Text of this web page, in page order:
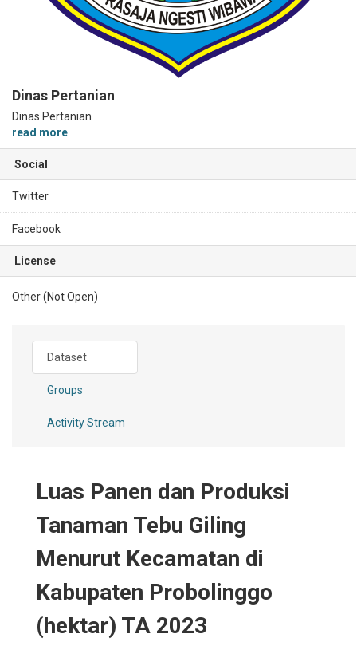
Dinas Pertanian
Dinas Pertanian
read more
Social
Twitter
Facebook
License
Other (Not Open)
Dataset
Groups
Activity Stream
Luas Panen dan Produksi
Tanaman Tebu Giling
Menurut Kecamatan di
Kabupaten Probolinggo
(hektar) TA 2023